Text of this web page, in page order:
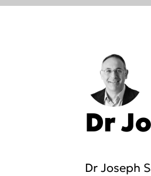
Dr
Dr Joseph